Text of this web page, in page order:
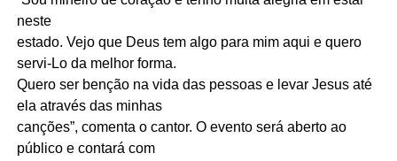
neste
estado. Vejo que Deus tem algo para mim aqui e quero
servi-Lo da melhor forma.
Quero ser benção na vida das pessoas e levar Jesus até
ela através das minhas
canções”, comenta o cantor. O evento será aberto ao
público e contará com